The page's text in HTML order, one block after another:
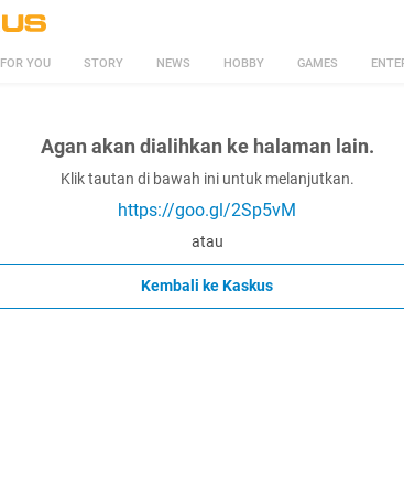
FOR YOU STORY NEWS HOBBY GAMES
Agan akan dialihkan ke halaman lain.
Klik tautan di bawah ini untuk melanjutkan.
https://goo.gl/2Sp5vM
atau
Kembali ke Kaskus